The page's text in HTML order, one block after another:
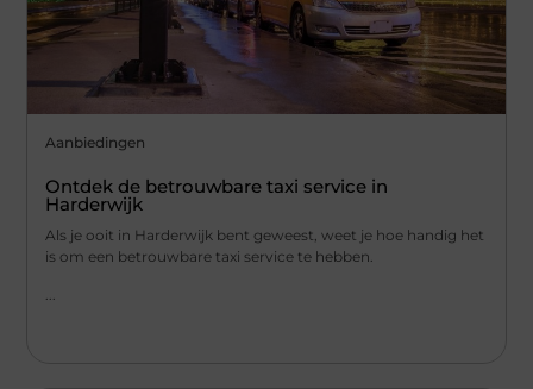
Aanbiedingen
Ontdek de betrouwbare taxi service in
Harderwijk
Als je ooit in Harderwijk bent geweest, weet je hoe handig het
is om een betrouwbare taxi service te hebben.
...